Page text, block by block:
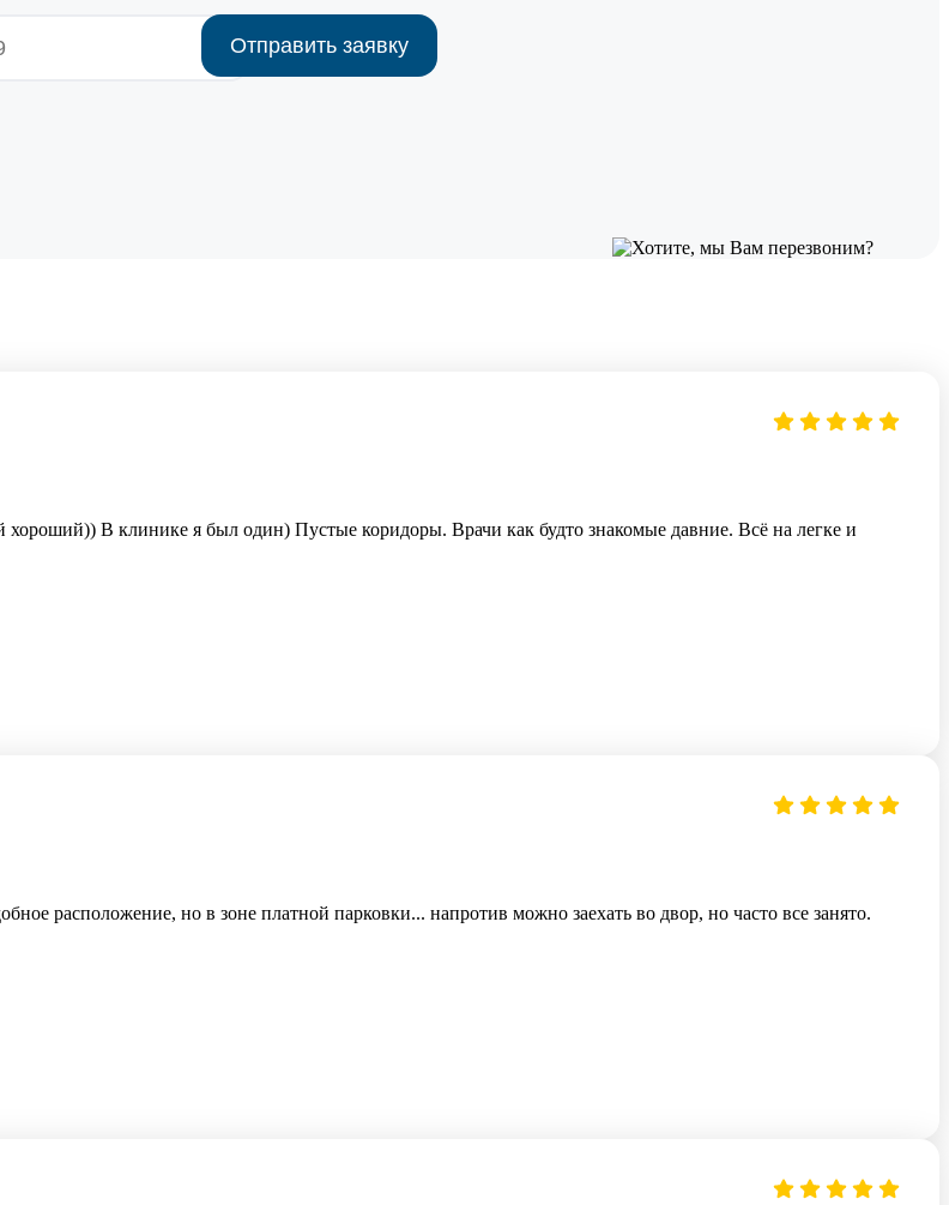
В клинике я был один) Пустые коридоры. Врачи как будто знакомые давние. Всë на легке и
расположение, но в зоне платной парковки... напротив можно заехать во двор, но часто все занято.